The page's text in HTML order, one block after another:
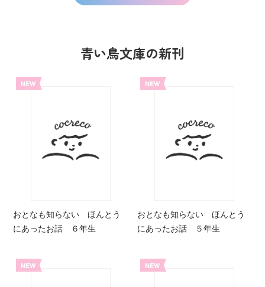
青い鳥文庫の新刊
NEW
おとなも知らない ほんとう
にあったお話 ６年生
NEW
おとなも知らない ほんとう
にあったお話 ５年生
NEW NEW